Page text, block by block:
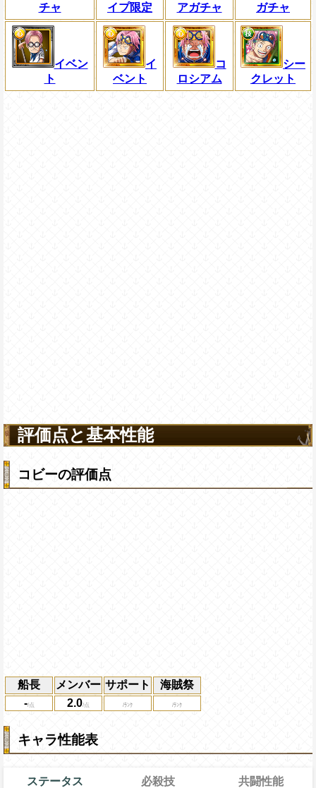
チャ
イプ限定
アガチャ
ガチャ
イベン
ト
イ
ベント
コ
ロシアム
シー
クレット
評価点と基本性能
コビーの評価点
船長 メンバー サポート
海賊祭
-
2.0
キャラ性能表
ステータス 必殺技 共闘性能